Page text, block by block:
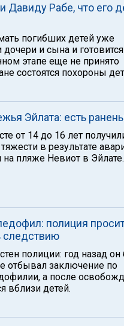
Давиду Рабе, что его
погибших детей уже
дочери и сына и готовится
этапе еще не принято
состоятся похороны
Эйлата: есть
от 14 до 16 лет
в результате
на пляже Невиот в Эйлате.
полиция
следствию
полиции: год назад
отбывал заключение по
а после
вблизи детей.